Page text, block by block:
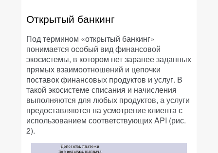
Открытый банкинг
Под термином «открытый банкинг»
понимается особый вид финансовой
экосистемы, в котором нет заранее заданных
прямых взаимоотношений и цепочки
поставок финансовых продуктов и услуг. В
такой экосистеме списания и начисления
выполняются для любых продуктов, а услуги
предоставляются на усмотрение клиента с
использованием соответствующих API (рис.
2).